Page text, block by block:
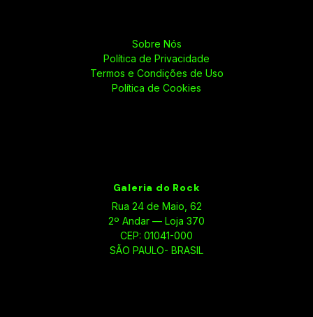
Sobre Nós
Política de Privacidade
Termos e Condições de Uso
Política de Cookies
Galeria do Rock
Rua 24 de Maio, 62
2º Andar — Loja 370
CEP: 01041-000
SÃO PAULO- BRASIL